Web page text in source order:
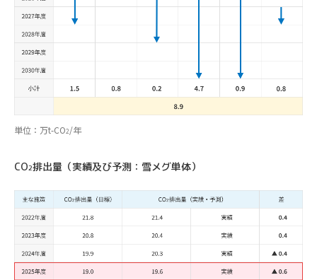
単位：万t-CO2/年
CO2排出量（実績及び予測：雪メグ単体）